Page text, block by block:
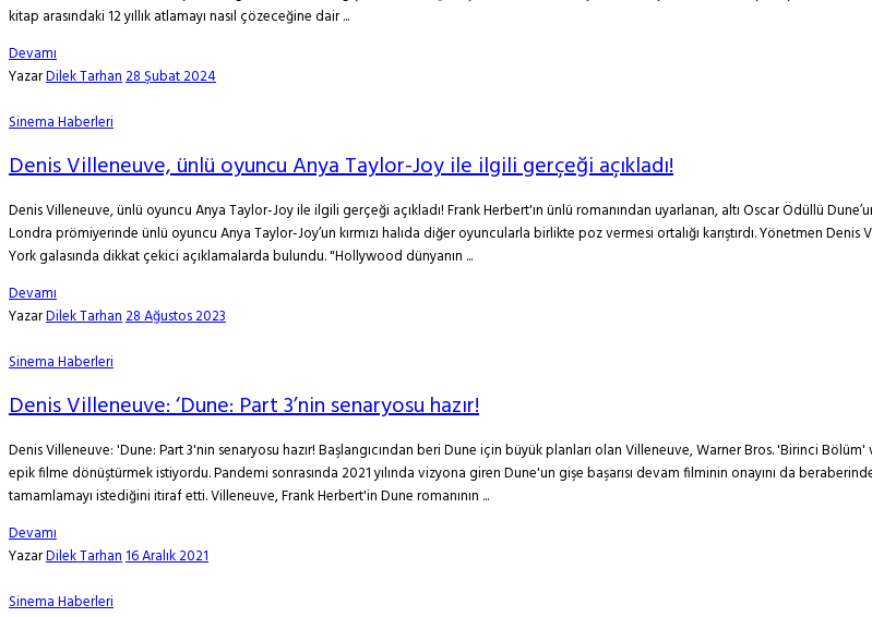
kitap arasındaki 12 yıllık atlamayı nasıl çözeceğine dair ...
Devamı
YazarDilek Tarhan28 Şubat 2024
Sinema Haberleri
Denis Villeneuve, ünlü oyuncu Anya Taylor-Joy ile ilgili gerçeği açıkladı!
Denis Villeneuve, ünlü oyuncu Anya Taylor-Joy ile ilgili gerçeği açıkladı! Frank Herbert'ın ünlü romanından uyarlanan, altı Oscar Ödüllü
Londra prömiyerinde ünlü oyuncu Anya Taylor-Joy’un kırmızı halıda diğer oyuncularla birlikte poz vermesi ortalığı karıştırdı. Yönetmen
York galasında dikkat çekici açıklamalarda bulundu. "Hollywood dünyanın ...
Devamı
YazarDilek Tarhan28 Ağustos 2023
Sinema Haberleri
Denis Villeneuve: ‘Dune: Part 3’nin senaryosu hazır!
Denis Villeneuve: 'Dune: Part 3'nin senaryosu hazır! Başlangıcından beri Dune için büyük planları olan Villeneuve, Warner Bros. 'Birinci
epik filme dönüştürmek istiyordu. Pandemi sonrasında 2021 yılında vizyona giren Dune'un gişe başarısı devam filminin onayını da
tamamlamayı istediğini itiraf etti. Villeneuve, Frank Herbert'in Dune romanının ...
Devamı
YazarDilek Tarhan16 Aralık 2021
Sinema Haberleri